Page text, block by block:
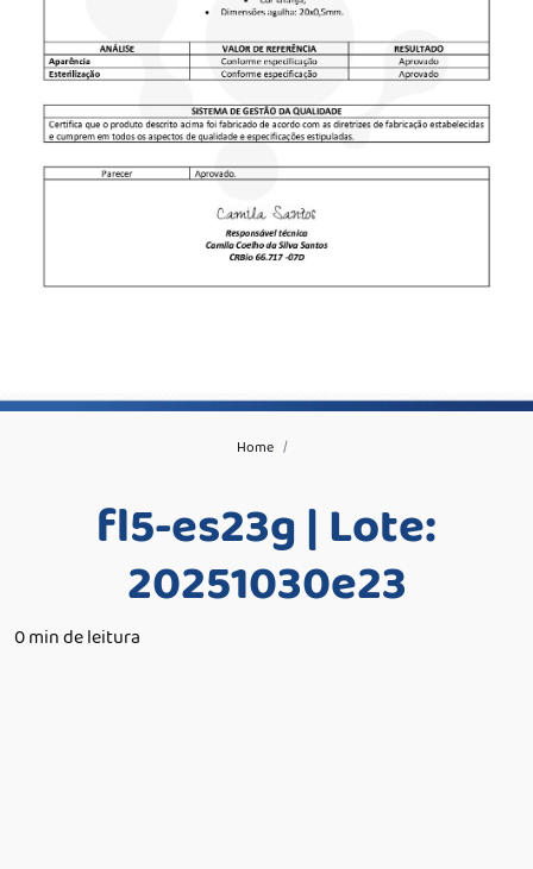
Home
fl5-es23g | Lote:
20251030e23
0 min de leitura